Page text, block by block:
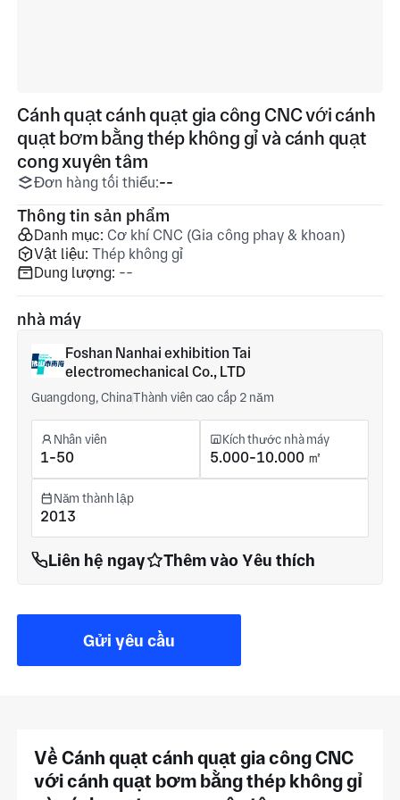
Cánh quạt cánh quạt gia công CNC với cánh
quạt bơm bằng thép không gỉ và cánh quạt
cong xuyên tâm
Đơn hàng tối thiểu:--
Thông tin sản phẩm
Danh mục: Cơ khí CNC (Gia công phay & khoan)
Vật liệu: Thép không gỉ
Dung lượng: --
nhà máy
Foshan Nanhai exhibition Tai
electromechanical Co., LTD
Guangdong, ChinaThành viên cao cấp 2 năm
Nhân viên
1-50
Kích thước nhà máy
5.000-10.000 ㎡
Năm thành lập
2013
Liên hệ ngay Thêm vào Yêu thích
Gửi yêu cầu
Về Cánh quạt cánh quạt gia công CNC
với cánh quạt bơm bằng thép không gỉ